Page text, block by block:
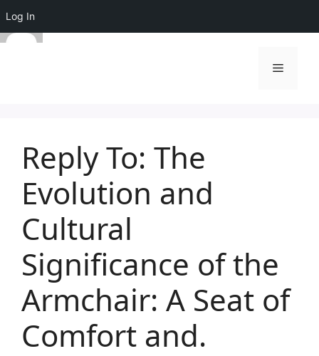
Log In
Skip
Menu
Reply To: The
Evolution and
Cultural
Significance of the
Armchair: A Seat of
Comfort and.